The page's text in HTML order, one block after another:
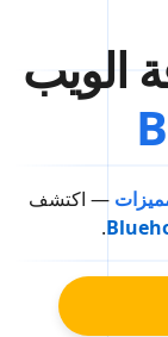
الويب
— اكتشف
.